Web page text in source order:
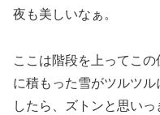
夜も美しいなぁ。
ここは階段を上ってこ
に積もった雪がツルツ
したら、ズトンと思い